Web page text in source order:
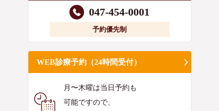
047-454-0001
予約優先制
WEB診療予約（24時間受付）
月〜木曜は当日予約も
可能ですので、